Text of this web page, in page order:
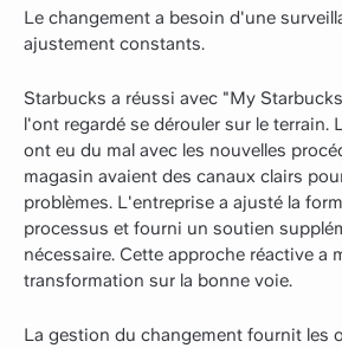
Le changement a besoin d'une
ajustement constants.
Starbucks a réussi avec "My
l'ont regardé se dérouler sur le terrain.
ont eu du mal avec les nouvelles
magasin avaient des canaux clairs
problèmes. L'entreprise a ajusté la
processus et fourni un soutien
nécessaire. Cette approche réactive a
transformation sur la bonne voie.
La gestion du changement fournit les